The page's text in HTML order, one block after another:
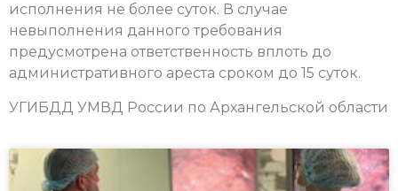
исполнения не более суток. В случае
невыполнения данного требования
предусмотрена ответственность вплоть до
административного ареста сроком до 15 суток.
УГИБДД УМВД России по Архангельской области